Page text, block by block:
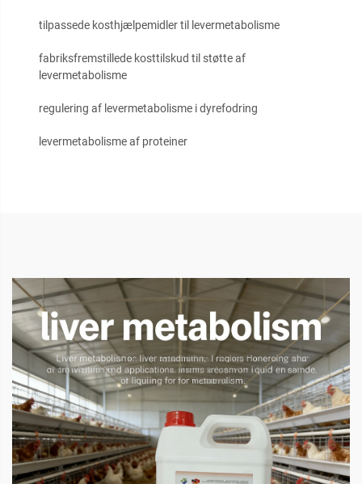
tilpassede kosthjælpemidler til levermetabolisme
fabriksfremstillede kosttilskud til støtte af
levermetabolisme
regulering af levermetabolisme i dyrefodring
levermetabolisme af proteiner